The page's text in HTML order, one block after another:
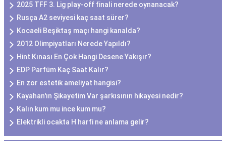
2025 TFF 3. Lig play-off finali nerede oynanacak?
Rusça A2 seviyesi kaç saat sürer?
Kocaeli Beşiktaş maçı hangi kanalda?
2012 Olimpiyatları Nerede Yapıldı?
Hint Kınası En Çok Hangi Desene Yakışır?
EDP Parfüm Kaç Saat Kalır?
En zor estetik ameliyat hangisi?
Kayahan'ın Şikayetim Var şarkısının hikayesi nedir?
Kalın kum mu ince kum mu?
Elektrikli ocakta H harfi ne anlama gelir?